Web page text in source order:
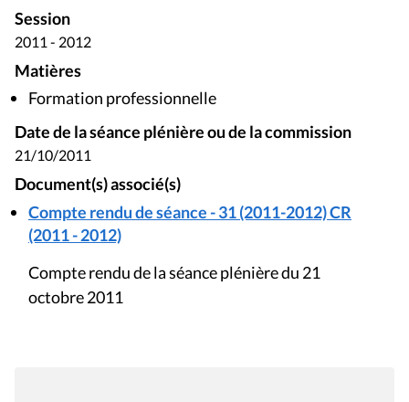
Session
2011 - 2012
Matières
Formation professionnelle
Date de la séance plénière ou de la commission
21/10/2011
Document(s) associé(s)
Compte rendu de séance - 31 (2011-2012) CR
(2011 - 2012)
Compte rendu de la séance plénière du 21
octobre 2011